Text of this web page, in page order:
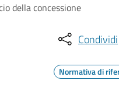
della concessione
Condividi
Normativa di